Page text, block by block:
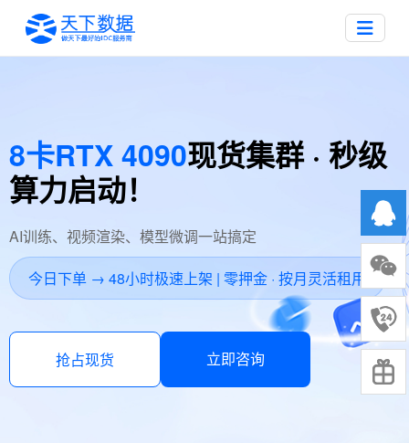
8卡RTX 4090现货集群 · 秒级
算力启动！
AI训练、视频渲染、模型微调一站搞定
今日下单 → 48小时极速上架 | 零押金 · 按月灵活租用
抢占现货 立即咨询